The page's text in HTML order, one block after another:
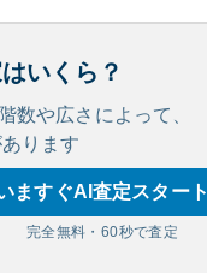
いくら？
数や広さによって、
ります
ますぐAI査定スタート
完全無料・60秒で査定